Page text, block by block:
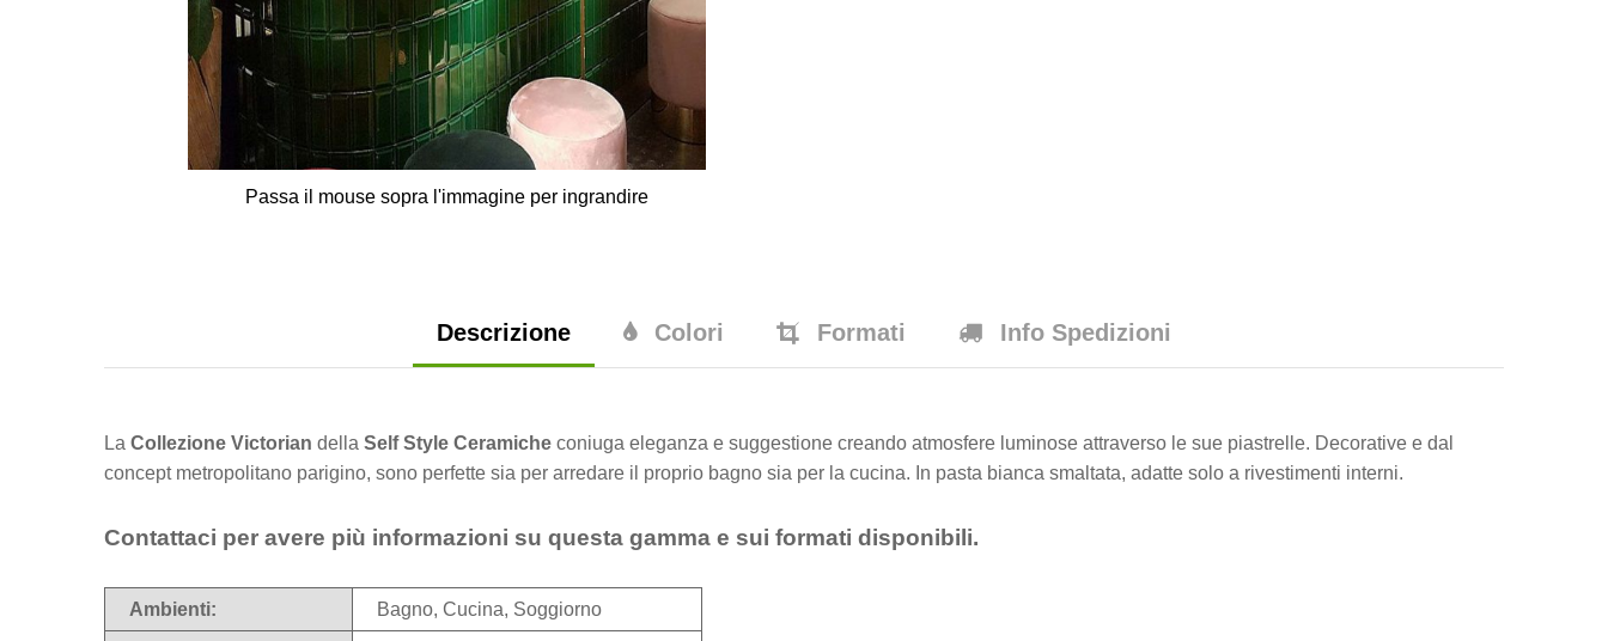
Passa il mouse sopra l'immagine per ingrandire
Descrizione Colori Formati Info Spedizioni
La Collezione Victorian della Self Style Ceramiche coniuga eleganza e suggestione creando atmosfere luminose attraverso le sue piastrelle. Decorative e dal
concept metropolitano parigino, sono perfette sia per arredare il proprio bagno sia per la cucina. In pasta bianca smaltata, adatte solo a rivestimenti interni.
Contattaci per avere più informazioni su questa gamma e sui formati disponibili.
Ambienti: Bagno, Cucina, Soggiorno